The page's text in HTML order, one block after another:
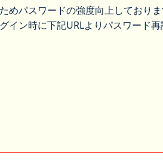
パスワードの強度向上しておりま
ン時に下記URLよりパスワード再